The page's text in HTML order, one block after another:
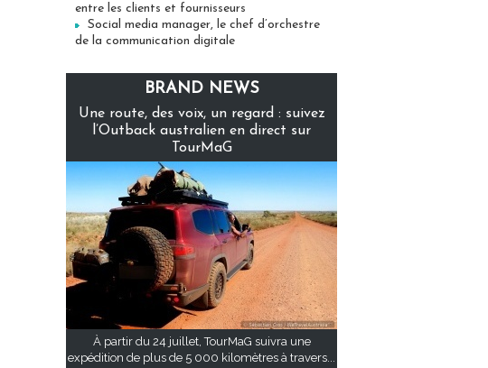
entre les clients et fournisseurs
Social media manager, le chef d’orchestre
de la communication digitale
BRAND NEWS
Une route, des voix, un regard : suivez
l’Outback australien en direct sur
TourMaG
À partir du 24 juillet, TourMaG suivra une
expédition de plus de 5 000 kilomètres à travers...